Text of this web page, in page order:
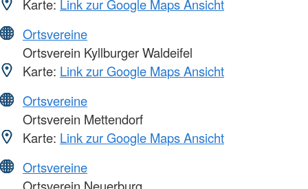
Karte: Link zur Google Maps Ansicht
Ortsvereine
Ortsverein Kyllburger Waldeifel
Karte: Link zur Google Maps Ansicht
Ortsvereine
Ortsverein Mettendorf
Karte: Link zur Google Maps Ansicht
Ortsvereine